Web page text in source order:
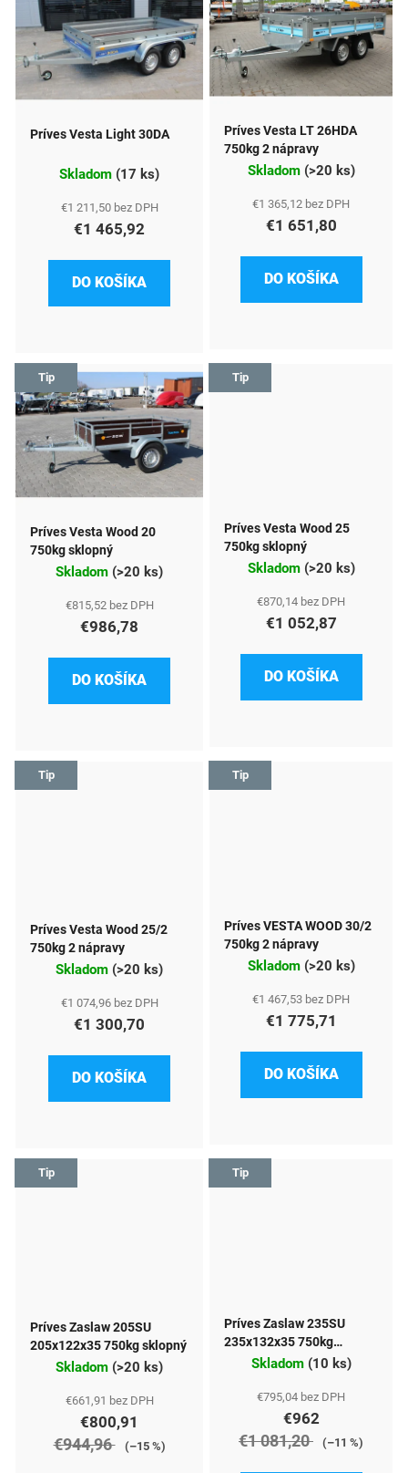
p
i
s
v
Príves Vesta Light 30DA
Skladom (17 ks)
€1 211,50 bez DPH
€1 465,92
DO KOŠÍKA
Príves Vesta LT 26HDA
750kg 2 nápravy
Skladom (>20 ks)
€1 365,12 bez DPH
€1 651,80
DO KOŠÍKA
Tip
Príves Vesta Wood 20
750kg sklopný
Skladom (>20 ks)
€815,52 bez DPH
€986,78
DO KOŠÍKA
Tip
Príves Vesta Wood 25
750kg sklopný
Skladom (>20 ks)
€870,14 bez DPH
€1 052,87
DO KOŠÍKA
Tip
Príves Vesta Wood 25/2
750kg 2 nápravy
Skladom (>20 ks)
€1 074,96 bez DPH
€1 300,70
DO KOŠÍKA
Tip
Príves VESTA WOOD 30/2
750kg 2 nápravy
Skladom (>20 ks)
€1 467,53 bez DPH
€1 775,71
DO KOŠÍKA
Tip
Príves Zaslaw 205SU
205x122x35 750kg sklopný
Skladom (>20 ks)
€661,91 bez DPH
€800,91
€944,96 (–15 %)
Tip
Príves Zaslaw 235SU
235x132x35 750kg
sklopnýSkladom (10 ks)
€795,04 bez DPH
€962
€1 081,20 (–11 %)